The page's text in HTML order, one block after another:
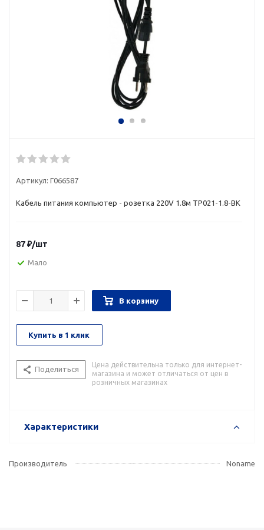
Артикул: Г066587
Кабель питания компьютер - розетка 220V 1.8м TP021-1.8-BK
87₽/шт
Мало
В корзину
Купить в 1 клик
Поделиться
Цена действительна только для интернет-
магазина и может отличаться от цен в
розничных магазинах
Характеристики
Производитель Noname